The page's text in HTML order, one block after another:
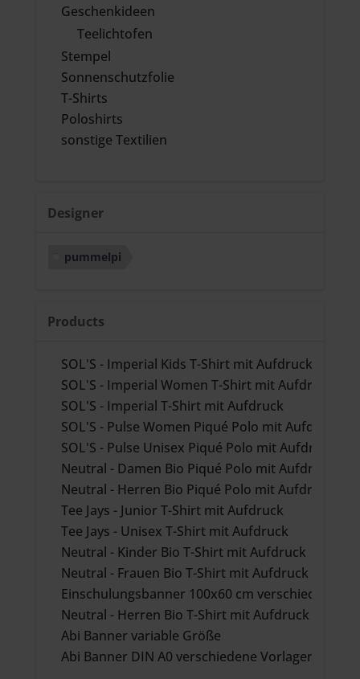
Geschenkideen
Teelichtofen
Stempel
Sonnenschutzfolie
T-Shirts
Poloshirts
sonstige Textilien
Designer
pummelpi
Products
SOL'S - Imperial Kids T-Shirt mit Aufdruck
SOL'S - Imperial Women T-Shirt mit Aufdruck
SOL'S - Imperial T-Shirt mit Aufdruck
SOL'S - Pulse Women Piqué Polo mit Aufdruck
SOL'S - Pulse Unisex Piqué Polo mit Aufdruck
Neutral - Damen Bio Piqué Polo mit Aufdruck
Neutral - Herren Bio Piqué Polo mit Aufdruck
Tee Jays - Junior T-Shirt mit Aufdruck
Tee Jays - Unisex T-Shirt mit Aufdruck
Neutral - Kinder Bio T-Shirt mit Aufdruck
Neutral - Frauen Bio T-Shirt mit Aufdruck
Einschulungsbanner 100x60 cm verschiedene
Neutral - Herren Bio T-Shirt mit Aufdruck
Abi Banner variable Größe
Abi Banner DIN A0 verschiedene Vorlagen